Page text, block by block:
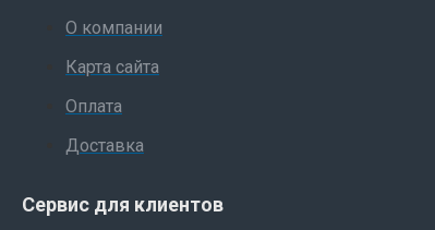
О компании
Карта сайта
Оплата
Доставка
Сервис для клиентов